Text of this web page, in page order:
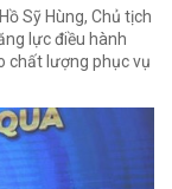
Sỹ Hùng, Chủ tịch
lực điều hành
chất lượng phục vụ